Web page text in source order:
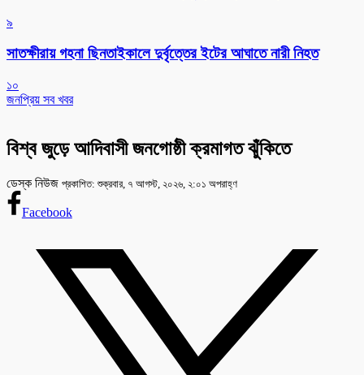
৯
সাতক্ষীরায় গহনা ছিনতাইকালে দুর্বৃত্তের ইটের আঘাতে নারী নিহত
১০
জনপ্রিয় সব খবর
বিশ্ব জুড়ে আদিবাসী জনগোষ্ঠী ক্রমাগত ঝুঁকিতে
ডেস্ক নিউজ প্রকাশিত: শুক্রবার, ৭ আগস্ট, ২০২৬, ২:০১ অপরাহ্ণ
Facebook